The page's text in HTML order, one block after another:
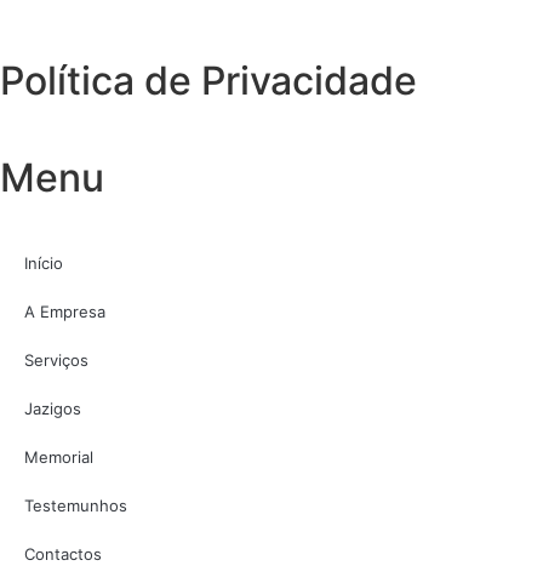
Política de Privacidade
Menu
Início
A Empresa
Serviços
Jazigos
Memorial
Testemunhos
Contactos